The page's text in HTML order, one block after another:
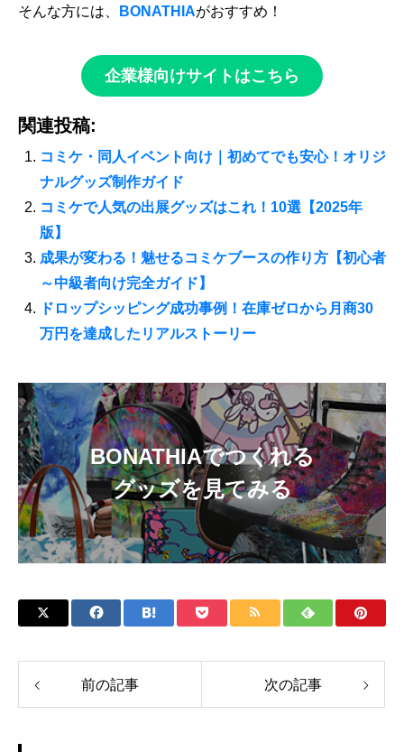
そんな方には、 BONATHIAがおすすめ！
企業様向けサイトはこちら
関連投稿:
コミケ・同人イベント向け｜初めてでも安心！オリジ
ナルグッズ制作ガイド
コミケで人気の出展グッズはこれ！10選【2025年
版】
成果が変わる！魅せるコミケブースの作り方【初心者
～中級者向け完全ガイド】
ドロップシッピング成功事例！在庫ゼロから月商30
万円を達成したリアルストーリー
BONATHIAでつくれる
グッズを見てみる
前の記事 次の記事